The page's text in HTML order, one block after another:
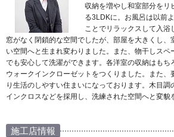
収納を増やし和室部分をリ
る3LDKに。お風呂は以前
ことでリラックスして入浴
窓がなく閉鎖的な空間でしたが、部屋を大きくし、
い空間へと生まれ変わりました。また、物干しスペ
でも安心して洗濯ができます。各洋室の収納はもち
ウォークインクローゼットをつくりました。また、
り生活のしやすい住まいになっております。木目
インクロスなどを採用し、洗練された空間へと変貌
施工店情報